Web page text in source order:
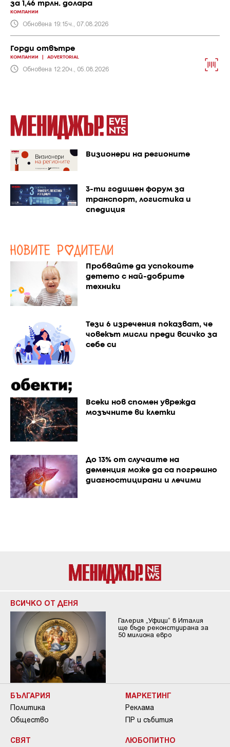
за 1,46 трлн. долара
КОМПАНИИ
Обновена 19:15ч., 07.08.2026
Горди отвътре
КОМПАНИИ ADVERTORIAL
Обновена 12:20ч., 05.08.2026
Визионери на регионите
3-ти годишен форум за
транспорт, логистика и
спедиция
Пробвайте да успокоите
детето с най-добрите
техники
Тези 6 изречения показват, че
човекът мисли преди всичко за
себе си
Всеки нов спомен уврежда
мозъчните ви клетки
До 13% от случаите на
деменция може да са погрешно
диагностицирани и лечими
ВСИЧКО ОТ ДЕНЯ
Галерия „Уфици“ в Италия
ще бъде реконстуирана за
50 милиона евро
БЪЛГАРИЯ
Политика
Общество
СВЯТ
МАРКЕТИНГ
Реклама
ПР и събития
ЛЮБОПИТНО